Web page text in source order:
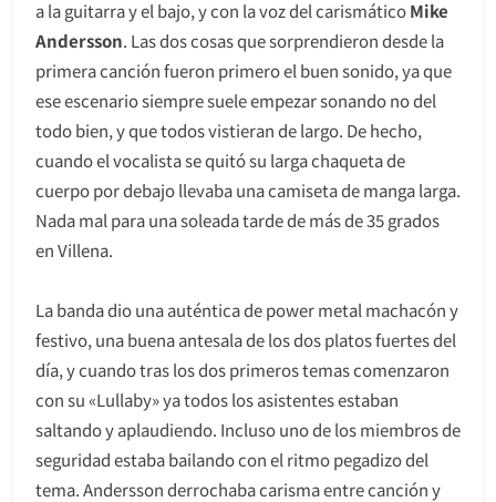
a la guitarra y el bajo, y con la voz del carismáticoMike
Andersson. Las dos cosas que sorprendieron desde la
primera canción fueron primero el buen sonido, ya que
ese escenario siempre suele empezar sonando no del
todo bien, y que todos vistieran de largo. De hecho,
cuando el vocalista se quitó su larga chaqueta de
cuerpo por debajo llevaba una camiseta de manga larga.
Nada mal para una soleada tarde de más de 35 grados
en Villena.
La banda dio una auténtica de power metal machacón y
festivo, una buena antesala de los dos platos fuertes del
día, y cuando tras los dos primeros temas comenzaron
con su «Lullaby» ya todos los asistentes estaban
saltando y aplaudiendo. Incluso uno de los miembros de
seguridad estaba bailando con el ritmo pegadizo del
tema. Andersson derrochaba carisma entre canción y